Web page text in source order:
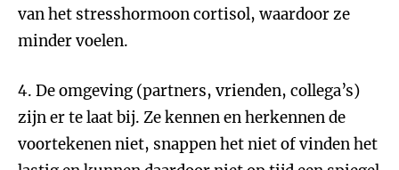
van het stresshormoon cortisol, waardoor ze
minder voelen.
4. De omgeving (partners, vrienden, collega’s)
zijn er te laat bij. Ze kennen en herkennen de
voortekenen niet, snappen het niet of vinden het